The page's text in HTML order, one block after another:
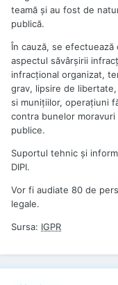
teamă şi au fost de
publică.
În cauză, se
aspectul săvârşirii
infracţional organizat,
grav, lipsire de
si muniţiilor, operaţiuni
contra bunelor
publice.
Suportul tehnic şi
DIPI.
Vor fi audiate 80 de
legale.
Sursa: IGPR